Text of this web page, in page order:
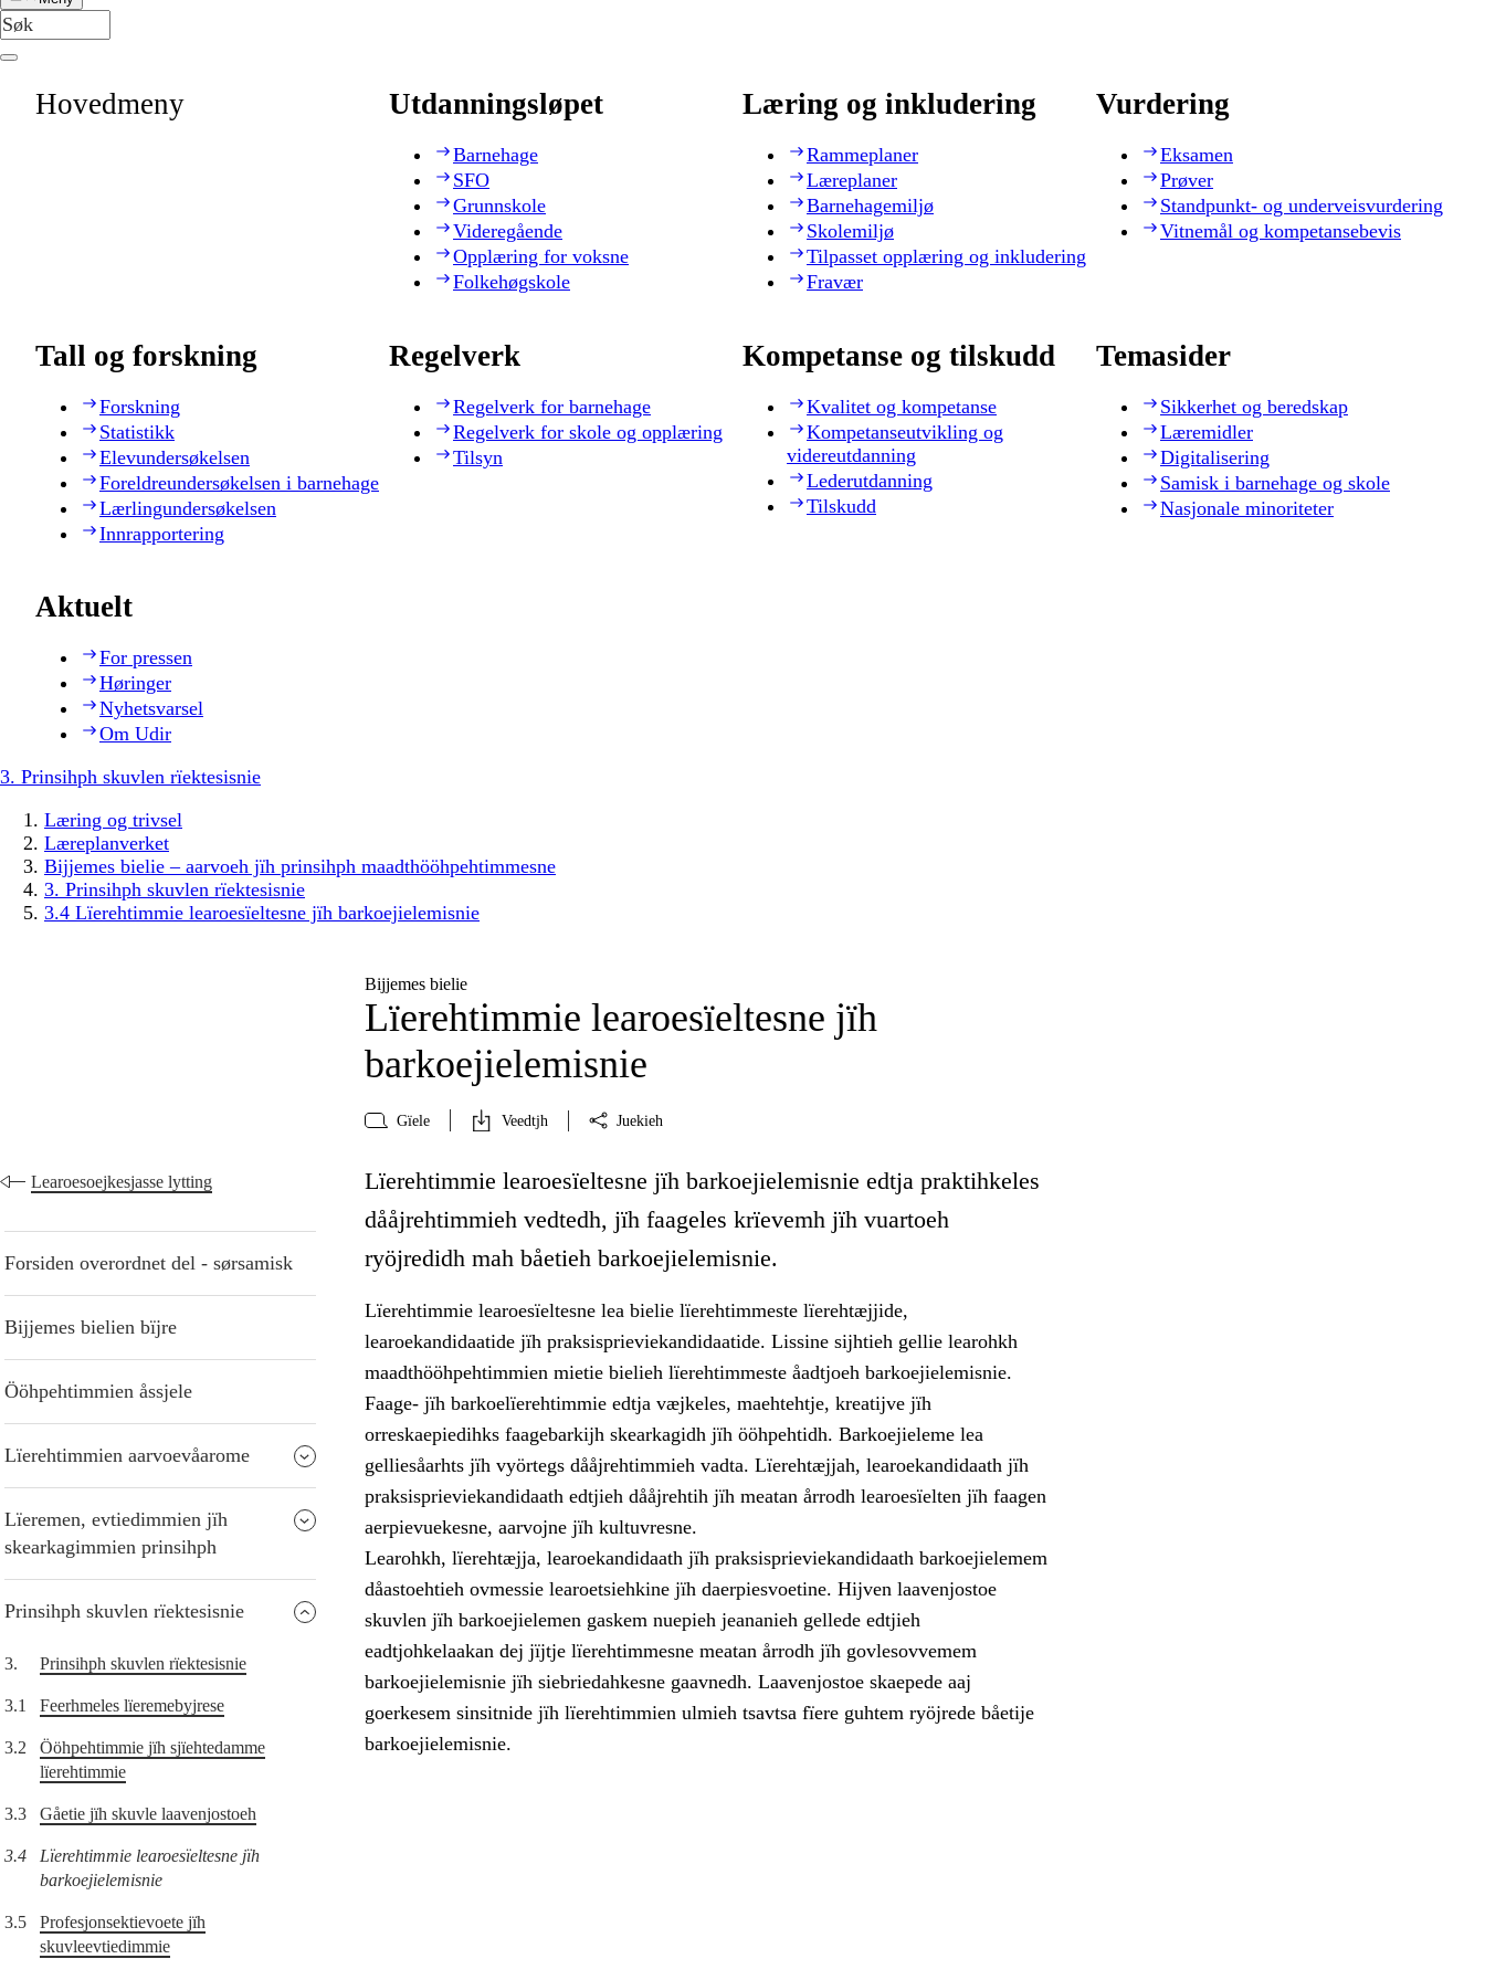
Hovedmeny Utdanningsløpet
Barnehage
SFO
Grunnskole
Videregående
Opplæring for voksne
Folkehøgskole
Læring og inkludering
Rammeplaner
Læreplaner
Barnehagemiljø
Skolemiljø
Tilpasset opplæring og inkludering
Fravær
Vurdering
Eksamen
Prøver
Standpunkt- og underveisvurdering
Vitnemål og kompetansebevis
Tall og forskning
Forskning
Statistikk
Elevundersøkelsen
Foreldreundersøkelsen i barnehage
Lærlingundersøkelsen
Innrapportering
Regelverk
Regelverk for barnehage
Regelverk for skole og opplæring
Tilsyn
Kompetanse og tilskudd
Kvalitet og kompetanse
Kompetanseutvikling og
videreutdanning
Lederutdanning
Tilskudd
Temasider
Sikkerhet og beredskap
Læremidler
Digitalisering
Samisk i barnehage og skole
Nasjonale minoriteter
Aktuelt
For pressen
Høringer
Nyhetsvarsel
Om Udir
3. Prinsihph skuvlen rïektesisnie
Læring og trivsel
Læreplanverket
Bijjemes bielie – aarvoeh jïh prinsihph maadthööhpehtimmesne
3. Prinsihph skuvlen rïektesisnie
3.4 Lïerehtimmie learoesïeltesne jïh barkoejielemisnie
Bijjemes bielie
Lïerehtimmie learoesïeltesne jïh
barkoejielemisnie
Gïele Veedtjh Juekieh
Learoesoejkesjasse lytting
Forsiden overordnet del - sørsamisk
Bijjemes bielien bïjre
Ööhpehtimmien åssjele
Lïerehtimmien aarvoevåarome
Lïeremen, evtiedimmien jïh
skearkagimmien prinsihph
Prinsihph skuvlen rïektesisnie
3. Prinsihph skuvlen rïektesisnie
3.1 Feerhmeles lïeremebyjrese
3.2
Ööhpehtimmie jïh sjïehtedamme
lïerehtimmie
3.3 Gåetie jïh skuvle laavenjostoeh
3.4
Lïerehtimmie learoesïeltesne jïh
barkoejielemisnie
3.5
Profesjonsektievoete jïh
skuvleevtiedimmie
Lïerehtimmie learoesïeltesne jïh barkoejielemisnie edtja praktihkeles
dååjrehtimmieh vedtedh, jïh faageles krïevemh jïh vuartoeh
ryöjredidh mah båetieh barkoejielemisnie.
Lïerehtimmie learoesïeltesne lea bielie lïerehtimmeste lïerehtæjjide,
learoekandidaatide jïh praksisprieviekandidaatide. Lissine sijhtieh gellie learohkh
maadthööhpehtimmien mietie bielieh lïerehtimmeste åadtjoeh barkoejielemisnie.
Faage- jïh barkoelïerehtimmie edtja væjkeles, maehtehtje, kreatijve jïh
orreskaepiedihks faagebarkijh skearkagidh jïh ööhpehtidh. Barkoejieleme lea
gelliesåarhts jïh vyörtegs dååjrehtimmieh vadta. Lïerehtæjjah, learoekandidaath jïh
praksisprieviekandidaath edtjieh dååjrehtih jïh meatan årrodh learoesïelten jïh faagen
aerpievuekesne, aarvojne jïh kultuvresne.
Learohkh, lïerehtæjja, learoekandidaath jïh praksisprieviekandidaath barkoejielemem
dåastoehtieh ovmessie learoetsiehkine jïh daerpiesvoetine. Hijven laavenjostoe
skuvlen jïh barkoejielemen gaskem nuepieh jeananieh gellede edtjieh
eadtjohkelaakan dej jïjtje lïerehtimmesne meatan årrodh jïh govlesovvemem
barkoejielemisnie jïh siebriedahkesne gaavnedh. Laavenjostoe skaepede aaj
goerkesem sinsitnide jïh lïerehtimmien ulmieh tsavtsa fïere guhtem ryöjrede båetije
barkoejielemisnie.